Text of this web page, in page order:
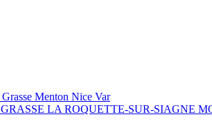
Grasse Menton Nice Var
GRASSE LA ROQUETTE-SUR-SIAGNE